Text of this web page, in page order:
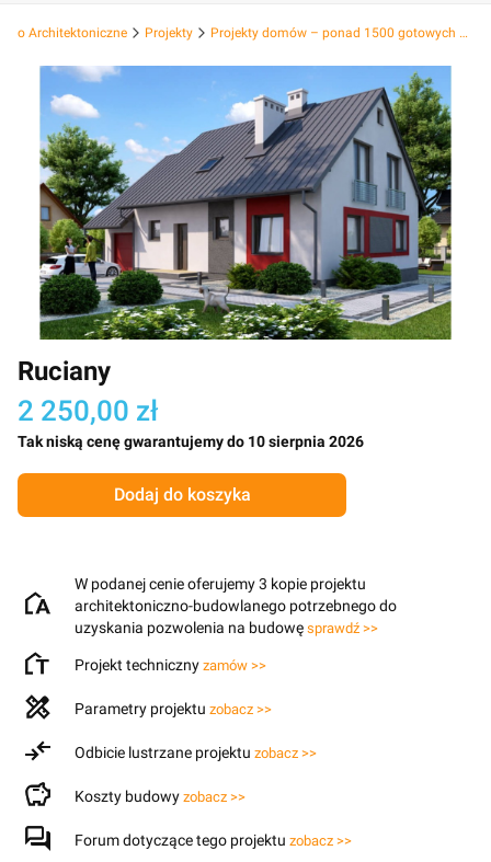
Architektoniczne Projekty Projekty domów – ponad 1500 gotowych projektów
Ruciany
2 250,00 zł
Tak niską cenę gwarantujemy do 10 sierpnia 2026
Dodaj do koszyka
W podanej cenie oferujemy 3 kopie projektu
architektoniczno-budowlanego potrzebnego do
uzyskania pozwolenia na budowę sprawdź >>
Projekt techniczny zamów >>
Parametry projektu zobacz >>
Odbicie lustrzane projektu zobacz >>
Koszty budowy zobacz >>
Forum dotyczące tego projektu zobacz >>